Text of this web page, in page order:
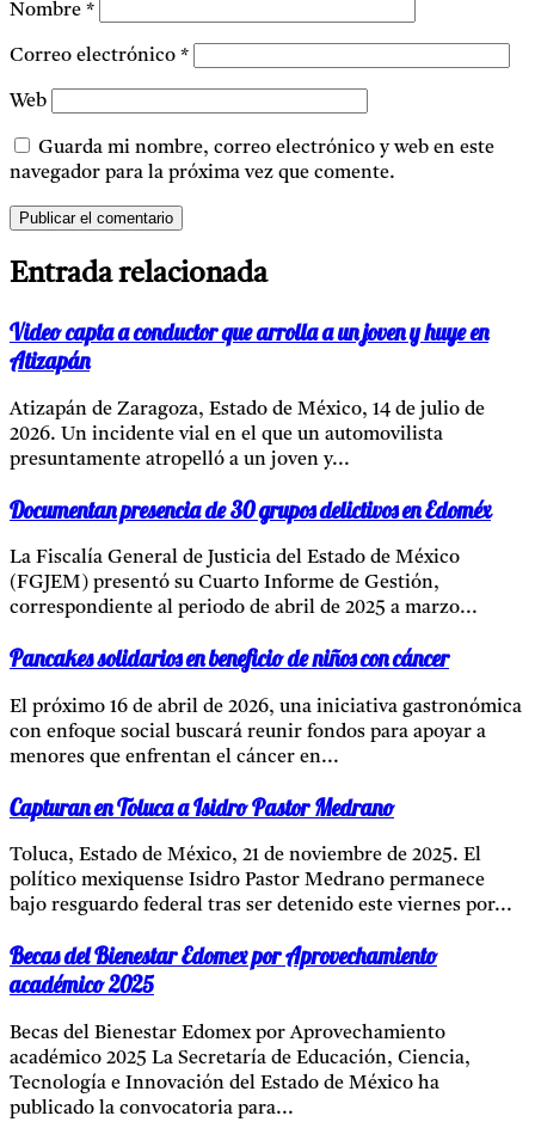
Nombre *
Correo electrónico *
Web
Guarda mi nombre, correo electrónico y web en este
navegador para la próxima vez que comente.
Entrada relacionada
Video capta a conductor que arrolla a un joven y huye en
Atizapán
Atizapán de Zaragoza, Estado de México, 14 de julio de
2026. Un incidente vial en el que un automovilista
presuntamente atropelló a un joven y...
Documentan presencia de 30 grupos delictivos en Edoméx
La Fiscalía General de Justicia del Estado de México
(FGJEM) presentó su Cuarto Informe de Gestión,
correspondiente al periodo de abril de 2025 a marzo...
Pancakes solidarios en beneficio de niños con cáncer
El próximo 16 de abril de 2026, una iniciativa gastronómica
con enfoque social buscará reunir fondos para apoyar a
menores que enfrentan el cáncer en...
Capturan en Toluca a Isidro Pastor Medrano
Toluca, Estado de México, 21 de noviembre de 2025. El
político mexiquense Isidro Pastor Medrano permanece
bajo resguardo federal tras ser detenido este viernes por...
Becas del Bienestar Edomex por Aprovechamiento
académico 2025
Becas del Bienestar Edomex por Aprovechamiento
académico 2025 La Secretaría de Educación, Ciencia,
Tecnología e Innovación del Estado de México ha
publicado la convocatoria para...